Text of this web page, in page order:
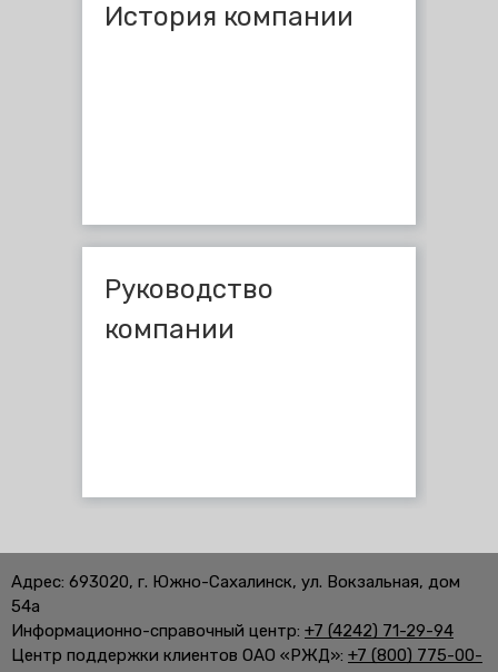
История компании
Руководство
компании
Адрес: 693020, г. Южно-Сахалинск, ул. Вокзальная, дом
54а
Информационно-справочный центр: +7 (4242) 71-29-94
Центр поддержки клиентов ОАО «РЖД»: +7 (800) 775-00-